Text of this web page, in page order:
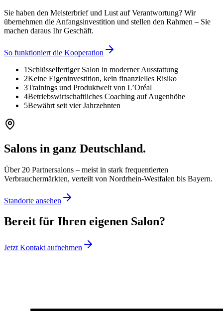
Sie haben den Meisterbrief und Lust auf Verantwortung? Wir
übernehmen die Anfangsinvestition und stellen den Rahmen – Sie
machen daraus Ihr Geschäft.
So funktioniert die Kooperation
1 Schlüsselfertiger Salon in moderner Ausstattung
2Keine Eigeninvestition, kein finanzielles Risiko
3Trainings und Produktwelt von L’Oréal
4Betriebswirtschaftliches Coaching auf Augenhöhe
5Bewährt seit vier Jahrzehnten
Salons in ganz Deutschland.
Über 20 Partnersalons – meist in stark frequentierten
Verbrauchermärkten, verteilt von Nordrhein-Westfalen bis Bayern.
Standorte ansehen
Bereit für Ihren eigenen Salon?
Jetzt Kontakt aufnehmen